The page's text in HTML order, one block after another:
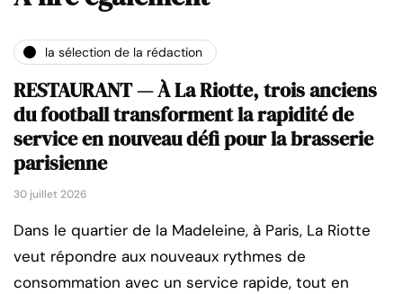
la sélection de la rédaction
RESTAURANT — À La Riotte, trois anciens
du football transforment la rapidité de
service en nouveau défi pour la brasserie
parisienne
30 juillet 2026
Dans le quartier de la Madeleine, à Paris, La Riotte
veut répondre aux nouveaux rythmes de
consommation avec un service rapide, tout en